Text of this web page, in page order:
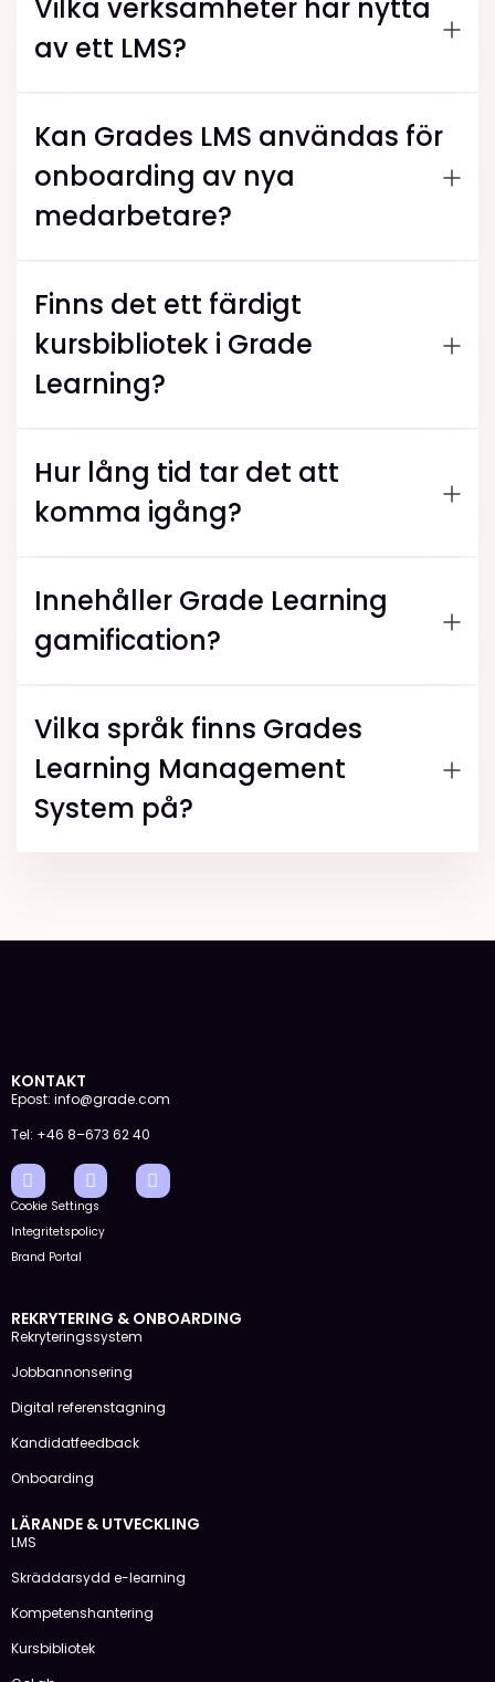
Vilka verksamheter har nytta
av ett LMS?
Kan Grades LMS användas för
onboarding av nya
medarbetare?
Finns det ett färdigt
kursbibliotek i Grade
Learning?
Hur lång tid tar det att
komma igång?
Innehåller Grade Learning
gamification?
Vilka språk finns Grades
Learning Management
System på?
KONTAKT
Epost: info@grade.com
Tel: +46 8–673 62 40
Cookie Settings
Integritetspolicy
Brand Portal
REKRYTERING & ONBOARDING
Rekryteringssystem
Jobbannonsering
Digital referenstagning
Kandidatfeedback
Onboarding
LÄRANDE & UTVECKLING
LMS
Skräddarsydd e-learning
Kompetenshantering
Kursbibliotek